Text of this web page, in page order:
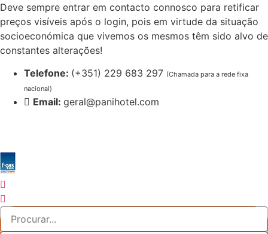
Pular
para
o
conteúdo
Deve sempre entrar em contacto connosco para retificar
preços visíveis após o login, pois em virtude da situação
socioeconómica que vivemos os mesmos têm sido alvo de
constantes alterações!
Telefone: (+351) 229 683 297 (Chamada para a rede fixa
nacional)
Email: geral@panihotel.com